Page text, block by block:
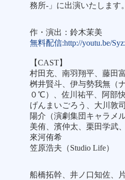
務所-」に出演いたします。
作・演出：鈴木茉美
無料配信:http://youtu.be/
【CAST】
村田充、南羽翔平、藤田富
桝井賢斗、伊与勢我無（
０℃）、佐川祐平、阿部
げんまいごろう、大川敦
陽介（演劇集団キャラメ
美侑、濱仲太、栗田学武
來河侑希
笠原浩夫（Studio Life）
船橋拓幹、井ノ口知佐、